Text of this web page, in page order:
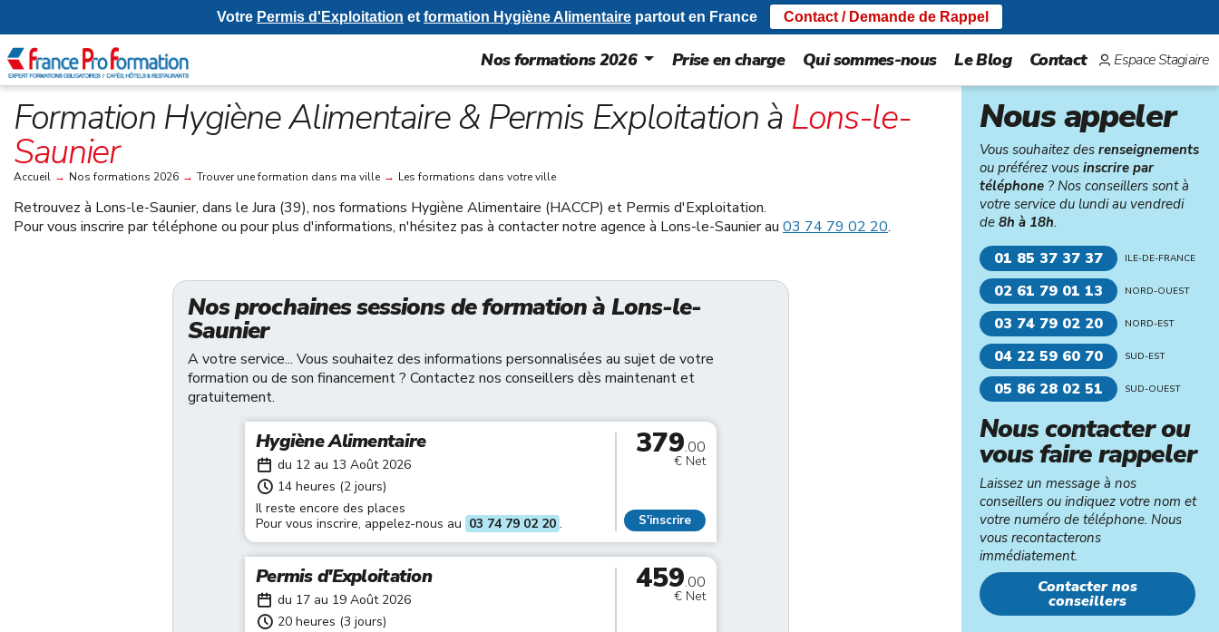
Nos formations 2026 Prise en charge Qui sommes-nous Le Blog Contact Espace Stagiaire
Formation Hygiène Alimentaire & Permis Exploitation à Lons-le-
Saunier
Accueil → Nos formations 2026 → Trouver une formation dans ma ville → Les formations dans votre ville
Retrouvez à Lons-le-Saunier, dans le Jura (39), nos formations Hygiène Alimentaire (HACCP) et Permis d'Exploitation.
Pour vous inscrire par téléphone ou pour plus d'informations, n'hésitez pas à contacter notre agence à Lons-le-Saunier au 03 74 79 02 20.
Nos prochaines sessions de formation à Lons-le-
Saunier
A votre service... Vous souhaitez des informations personnalisées au sujet de votre
formation ou de son financement ? Contactez nos conseillers dès maintenant et
gratuitement.
Hygiène Alimentaire
du 12 au 13 Août 2026
14 heures (2 jours)
Il reste encore des places
Pour vous inscrire, appelez-nous au 03 74 79 02 20 .
379.00
€ Net
S'inscrire
Permis d'Exploitation
du 17 au 19 Août 2026
20 heures (3 jours)
459.00
€ Net
Nous appeler
Vous souhaitez desrenseignements
ou préférez vousinscrire par
téléphone ? Nos conseillers sont à
votre service du lundi au vendredi
de8h à 18h.
01 85 37 37 37 ILE-DE-FRANCE
02 61 79 01 13 NORD-OUEST
03 74 79 02 20 NORD-EST
04 22 59 60 70 SUD-EST
05 86 28 02 51 SUD-OUEST
Nous contacter ou
vous faire rappeler
Laissez un message à nos
conseillers ou indiquez votre nom et
votre numéro de téléphone. Nous
vous recontacterons
immédiatement.
Contacter nos
conseillers
Votre Permis d'Exploitation et formation Hygiène Alimentaire partout en France Contact / Demande de Rappel